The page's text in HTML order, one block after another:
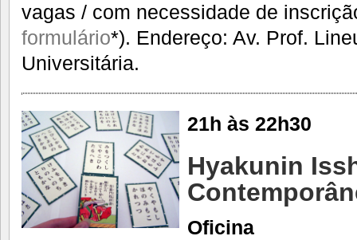
vagas / com necessidade de
formulário*). Endereço: Av. Prof.
Universitária.
21h às 22h30
Hyakunin
Oficina